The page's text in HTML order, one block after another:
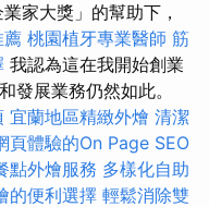
家大獎」的幫助下，
薦 桃園植牙專業醫師 筋
我認為這在我開始創業
發展業務仍然如此。
宜蘭地區精緻外燴 清潔
頁體驗的On Page SEO
點外燴服務 多樣化自助
的便利選擇 輕鬆消除雙